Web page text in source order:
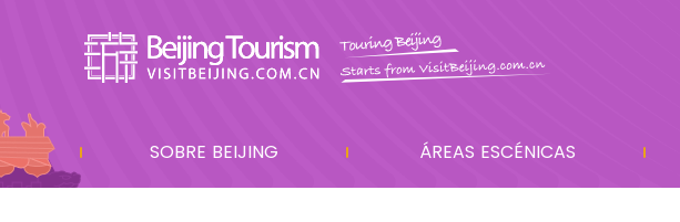
SOBRE BEIJING ÁREAS ESCÉNICAS